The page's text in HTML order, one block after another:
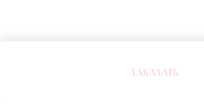
ЗАКАЗАТЬ